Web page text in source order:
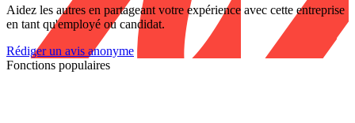
Aidez les autres en partageant votre expérience avec cette entreprise
en tant qu'employé ou candidat.
Rédiger un avis anonyme
Fonctions populaires